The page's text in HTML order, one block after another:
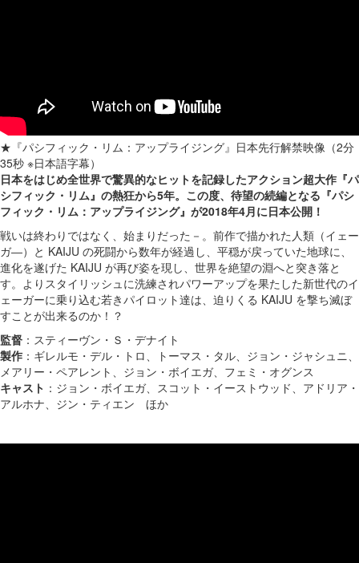
★『パシフィック・リム：アップライジング』日本先行解禁映像（2分
35秒 ※日本語字幕）
日本をはじめ全世界で驚異的なヒットを記録したアクション超大作『パ
シフィック・リム』の熱狂から5年。この度、待望の続編となる『パシ
フィック・リム：アップライジング』が2018年4月に日本公開！
戦いは終わりではなく、始まりだった－。前作で描かれた人類（イェー
ガ―）と KAIJU の死闘から数年が経過し、平穏が戻っていた地球に、
進化を遂げた KAIJU が再び姿を現し、世界を絶望の淵へと突き落と
す。よりスタイリッシュに洗練されパワーアップを果たした新世代のイ
ェーガーに乗り込む若きパイロット達は、迫りくる KAIJU を撃ち滅ぼ
すことが出来るのか！？
監督 ：スティーヴン・Ｓ・デナイト
製作 ：ギレルモ・デル・トロ、トーマス・タル、ジョン・ジャシュニ、
メアリー・ペアレント、ジョン・ボイエガ、フェミ・オグンス
キャスト ：ジョン・ボイエガ、スコット・イーストウッド、アドリア・
アルホナ、ジン・ティエン ほか